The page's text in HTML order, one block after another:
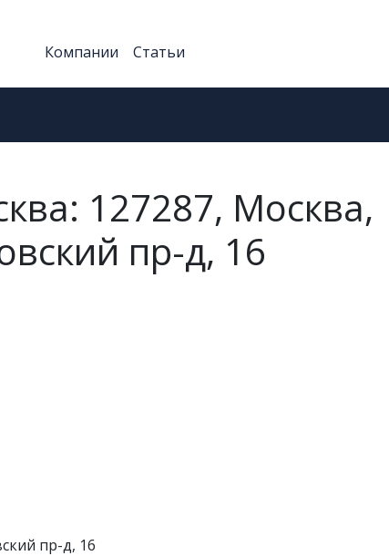
Компании Статьи
127287, Москва,
пр-д, 16
пр-д, 16